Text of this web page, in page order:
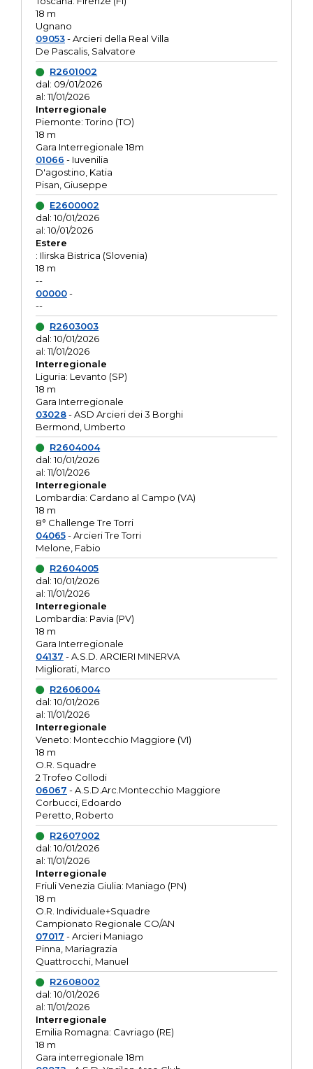
18 m
Ugnano
09053- Arcieri della Real Villa
De Pascalis, Salvatore
R2601002
dal: 09/01/2026
al: 11/01/2026
Interregionale
Piemonte: Torino (TO)
18 m
Gara Interregionale 18m
01066 - Iuvenilia
D'agostino, Katia
Pisan, Giuseppe
E2600002
dal: 10/01/2026
al: 10/01/2026
Estere
: Ilirska Bistrica (Slovenia)
18 m
--
00000-
--
R2603003
dal: 10/01/2026
al: 11/01/2026
Interregionale
Liguria: Levanto (SP)
18 m
Gara Interregionale
03028- ASD Arcieri dei 3 Borghi
Bermond, Umberto
R2604004
dal: 10/01/2026
al: 11/01/2026
Interregionale
Lombardia: Cardano al Campo (VA)
18 m
8° Challenge Tre Torri
04065- Arcieri Tre Torri
Melone, Fabio
R2604005
dal: 10/01/2026
al: 11/01/2026
Interregionale
Lombardia: Pavia (PV)
18 m
Gara Interregionale
04137 - A.S.D. ARCIERI MINERVA
Migliorati, Marco
R2606004
dal: 10/01/2026
al: 11/01/2026
Interregionale
Veneto: Montecchio Maggiore (VI)
18 m
O.R. Squadre
2 Trofeo Collodi
06067 - A.S.D.Arc.Montecchio Maggiore
Corbucci, Edoardo
Peretto, Roberto
R2607002
dal: 10/01/2026
al: 11/01/2026
Interregionale
Friuli Venezia Giulia: Maniago (PN)
18 m
O.R. Individuale+Squadre
Campionato Regionale CO/AN
07017 - Arcieri Maniago
Pinna, Mariagrazia
Quattrocchi, Manuel
R2608002
dal: 10/01/2026
al: 11/01/2026
Interregionale
Emilia Romagna: Cavriago (RE)
18 m
Gara interregionale 18m